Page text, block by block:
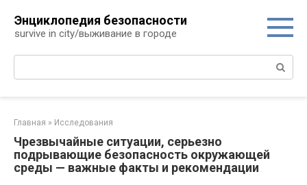
контенту
Энциклопедия безопасности
survive in city/выживание в городе
Поиск:
Главная » Исследования
Чрезвычайные ситуации, серьезно
подрывающие безопасность окружающей
среды — важные факты и рекомендации